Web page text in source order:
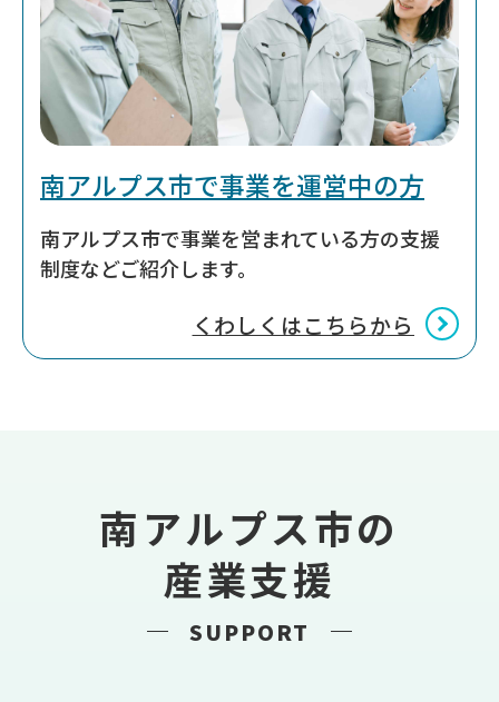
南アルプス市で事業を運営中の方
南アルプス市で事業を営まれている方の支援
制度などご紹介します。
くわしくはこちらから
南アルプス市の
産業支援
SUPPORT